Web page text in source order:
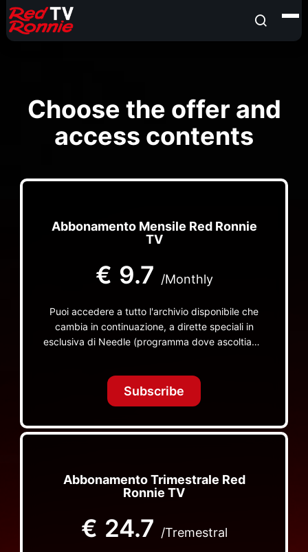
Choose the offer and
access contents
Abbonamento Mensile Red Ronnie
TV
€ 9.7 /Monthly
Puoi accedere a tutto l'archivio disponibile che
cambia in continuazione, a dirette speciali in
esclusiva di Needle (programma dove ascoltiamo
TV non visibili da nessuna altra parte
Subscribe
Abbonamento Trimestrale Red
Ronnie TV
€ 24.7 /Tremestral